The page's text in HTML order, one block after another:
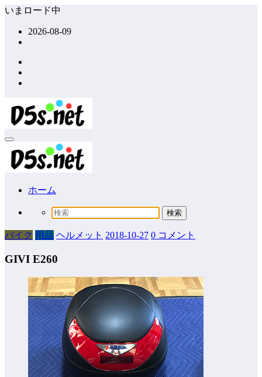
コ
ッ
プ
いまロード中
2026-08-09
ホーム
バイク 用品 ヘルメット 2018-10-27 0 コメント
GIVI E260